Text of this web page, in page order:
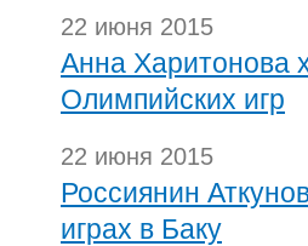
22 июня 2015
Анна Харитонова
Олимпийских игр
22 июня 2015
Россиянин
играх в Баку